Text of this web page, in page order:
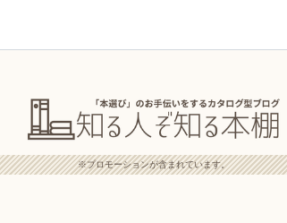
※プロモーションが含まれています。